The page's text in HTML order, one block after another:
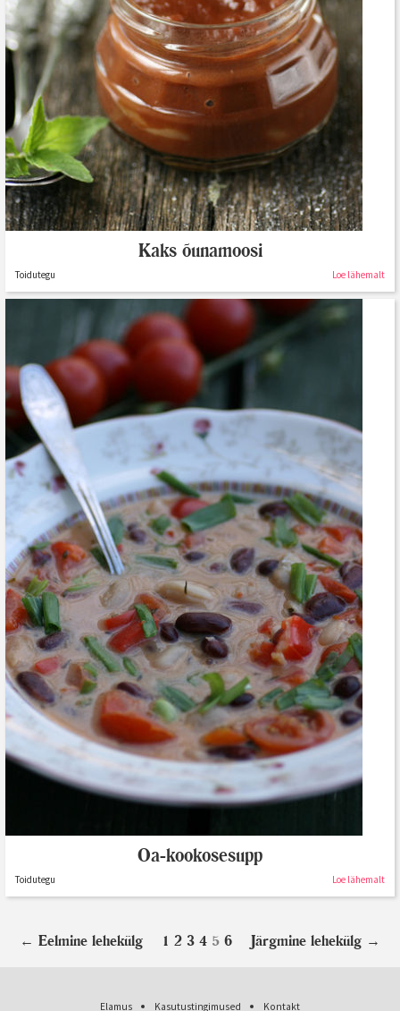
Kaks õunamoosi
Toidutegu Loe lähemalt
Oa-kookosesupp
Toidutegu Loe lähemalt
← Eelmine lehekülg 1 2 3 4 5 6 Järgmine lehekülg →
Elamus Kasutustingimused Kontakt